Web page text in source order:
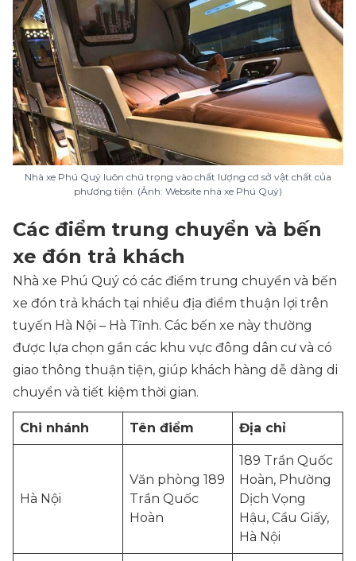
Nhà xe Phú Quý luôn chú trọng vào chất lượng cơ sở vật chất của
phương tiện. (Ảnh: Website nhà xe Phú Quý)
Các điểm trung chuyển và bến
xe đón trả khách
Nhà xe Phú Quý có các điểm trung chuyển và bến
xe đón trả khách tại nhiều địa điểm thuận lợi trên
tuyến Hà Nội – Hà Tĩnh. Các bến xe này thường
được lựa chọn gần các khu vực đông dân cư và có
giao thông thuận tiện, giúp khách hàng dễ dàng di
chuyển và tiết kiệm thời gian.
Chi nhánh Tên điểm Địa chỉ
Hà Nội
Văn phòng 189
Trần Quốc
Hoàn
189 Trần Quốc
Hoàn, Phường
Dịch Vọng
Hậu, Cầu Giấy,
Hà Nội